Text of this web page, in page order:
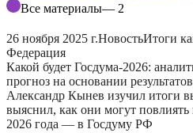
Все материалы— 2
26 ноября 2025 г.НовостьИтоги
Федерация
Какой будет Госдума-2026:
прогноз на основании
Александр Кынев изучил итоги
выяснил, как они могут
2026 года — в Госдуму РФ